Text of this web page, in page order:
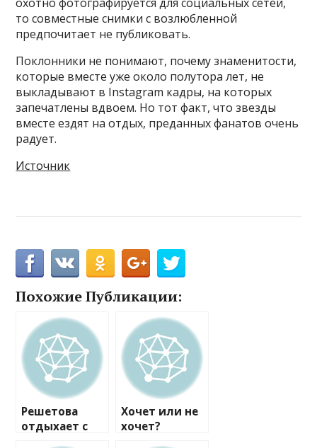
то совместные снимки с возлюбленной
предпочитает не публиковать.
Поклонники не понимают, почему знаменитости,
которые вместе уже около полутора лет, не
выкладывают в Instagram кадры, на которых
запечатлены вдвоем. Но тот факт, что звезды
вместе ездят на отдых, преданных фанатов очень
радует.
Источник
Похожие Публикации:
Решетова
отдыхает с
Хочет или не
хочет?